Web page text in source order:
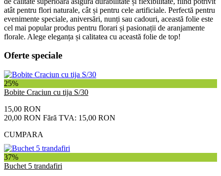
atât pentru flori naturale, cât și pentru cele artificiale. Perfectă pentru
evenimente speciale, aniversări, nunți sau cadouri, această folie este
cel mai popular produs pentru florari și pasionații de aranjamente
florale. Alege eleganța și calitatea cu această folie de top!
Oferte speciale
25%
Bobite Craciun cu tija S/30
15,00 RON
20,00 RON Fără TVA: 15,00 RON
CUMPARA
37%
Buchet 5 trandafiri